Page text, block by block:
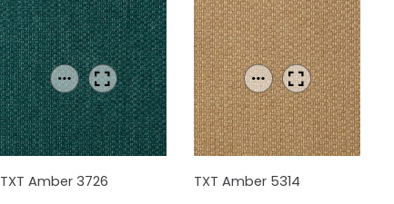
TXT Amber 3726 TXT Amber 5314